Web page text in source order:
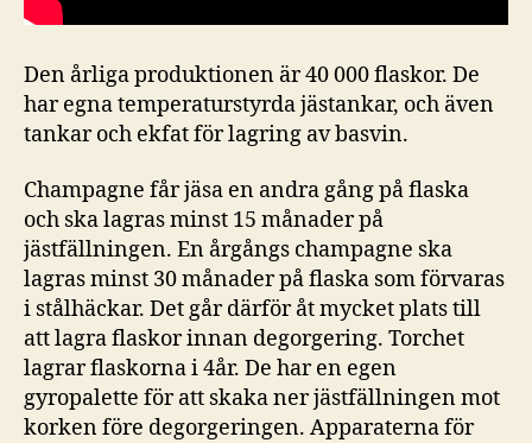
Den årliga produktionen är 40 000 flaskor. De
har egna temperaturstyrda jästankar, och även
tankar och ekfat för lagring av basvin.
Champagne får jäsa en andra gång på flaska
och ska lagras minst 15 månader på
jästfällningen. En årgångs champagne ska
lagras minst 30 månader på flaska som förvaras
i stålhäckar. Det går därför åt mycket plats till
att lagra flaskor innan degorgering. Torchet
lagrar flaskorna i 4år. De har en egen
gyropalette för att skaka ner jästfällningen mot
korken före degorgeringen. Apparaterna för